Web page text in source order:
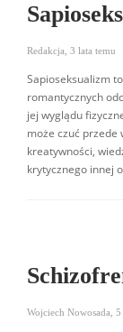
Redakcja 3 lata temu
Sapioseksualizm
romantycznych
jej wyglądu
może czuć przede
kreatywności,
krytycznego innej
Wojciech Nowosada 5